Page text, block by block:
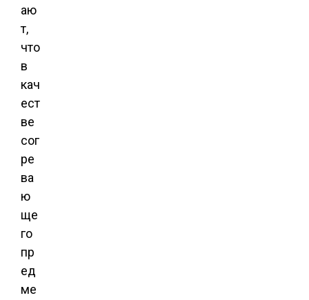
аю
т,
что
в
кач
ест
ве
сог
ре
ва
ю
ще
го
пр
ед
ме